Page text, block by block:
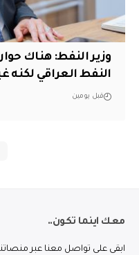
وزير النفط: هناك
النفط العراقي لكنه
قبل يومين
معك اينما تكون..
ابقى على تواصل معنا عبر